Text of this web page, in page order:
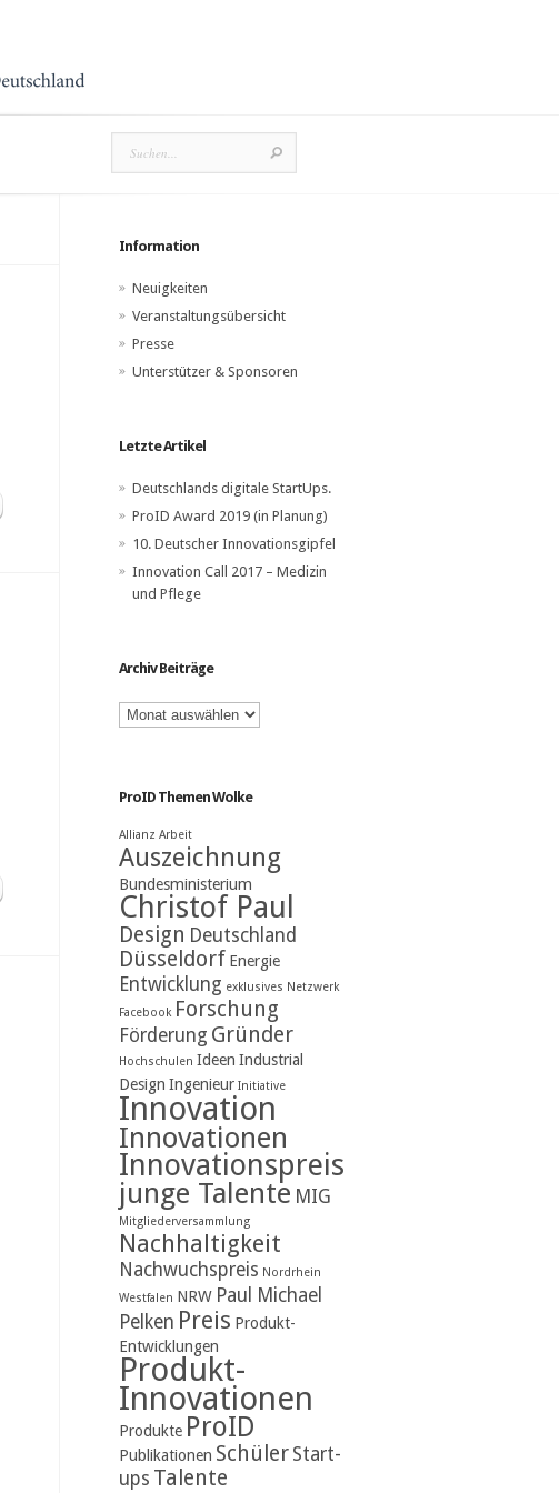
Information
Neuigkeiten
Veranstaltungsübersicht
Presse
Unterstützer & Sponsoren
Letzte Artikel
Deutschlands digitale StartUps.
ProID Award 2019 (in Planung)
10. Deutscher Innovationsgipfel
Innovation Call 2017 – Medizin
und Pflege
Archiv Beiträge
Archiv
Beiträge
ProID Themen Wolke
Allianz Arbeit
Auszeichnung
Bundesministerium
Christof Paul
Design Deutschland
Düsseldorf Energie
Entwicklung exklusives Netzwerk
Facebook Forschung
Förderung Gründer
Hochschulen Ideen Industrial
Design Ingenieur Initiative
Innovation
Innovationen
Innovationspreis
junge Talente MIG
Mitgliederversammlung
Nachhaltigkeit
Nachwuchspreis Nordrhein
Westfalen NRW Paul Michael
Pelken Preis Produkt-
Entwicklungen
Produkt-
Innovationen
Produkte ProID
Publikationen Schüler Start-
ups Talente